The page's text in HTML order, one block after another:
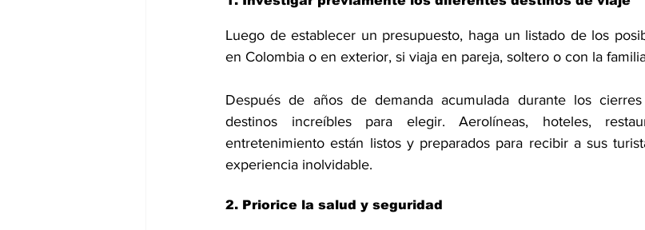
Luego de establecer un presupuesto, haga un listado de los
en Colombia o en exterior, si viaja en pareja, soltero o con la
Después de años de demanda acumulada durante los
destinos increíbles para elegir. Aerolíneas, hoteles,
entretenimiento están listos y preparados para recibir a sus
experiencia inolvidable.
2. Priorice la salud y seguridad